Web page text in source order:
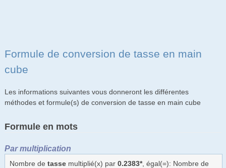
Formule de conversion de tasse en main
cube
Les informations suivantes vous donneront les différentes
méthodes et formule(s) de conversion de tasse en main cube
Formule en mots
Par multiplication
Nombre de tassemultiplié(x) par 0.2383*, égal(=): Nombre de